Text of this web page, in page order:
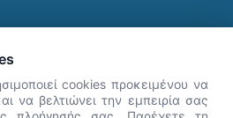
cookies προκειμένου να
να βελτιώνει την εμπειρία σας